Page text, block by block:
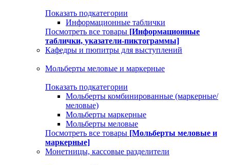
Показать подкатегории
Информационные таблички
Посмотреть все товары [Информационные
таблички, указатели-пиктограммы]
Кафедры и пюпитры для выступлений
Мольберты меловые и маркерные
Показать подкатегории
Мольберты комбинированные (маркерные/
меловые)
Мольберты маркерные
Мольберты меловые
Посмотреть все товары [Мольберты меловые и
маркерные]
Монетницы, кассовые разделители